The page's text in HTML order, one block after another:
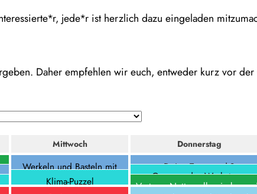
jede*r ist herzlich dazu eingeladen
Daher empfehlen wir euch, entweder kurz vor
Mittwoch Donnerstag
Werkeln und Basteln mit
Naturmaterialien
Klima-Puzzel
Deine Traumstadt?
10:00 –13:00
Grenzen des Wachstums
Vortrag: Netto null: wie kann